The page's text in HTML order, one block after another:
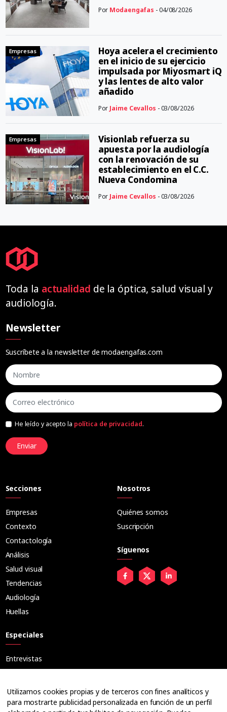
Por Modaengafas - 04/08/2026
Empresas
Hoya acelera el crecimiento
en el inicio de su ejercicio
impulsada por Miyosmart iQ
y las lentes de alto valor
añadido
Por Jaime Cevallos - 03/08/2026
Empresas
Visionlab refuerza su
apuesta por la audiología
con la renovación de su
establecimiento en el C.C.
Nueva Condomina
Por Jaime Cevallos - 03/08/2026
Toda la actualidad de la óptica, salud visual y
audiología.
Newsletter
Suscríbete a la newsletter de modaengafas.com
He leído y acepto la política de privacidad.
Enviar
Secciones
Empresas
Contexto
Contactología
Análisis
Salud visual
Tendencias
Audiología
Huellas
Especiales
Entrevistas
Ópticos
Cuadernos
Nosotros
Quiénes somos
Suscripción
Síguenos
Utilizamos cookies propias y de terceros con fines analíticos y
para mostrarte publicidad personalizada en función de un perfil